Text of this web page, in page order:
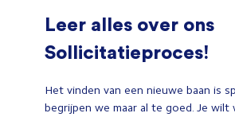
Leer alles over ons
Sollicitatieproces!
Het vinden van een nieuwe baan is
begrijpen we maar al te goed. Je wilt